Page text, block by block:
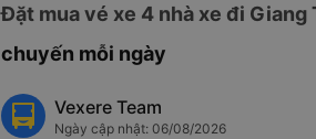
Đặt mua vé xe 4 nhà xe đi
chuyến mỗi ngày
Vexere Team
Ngày cập nhật: 06/08/2026